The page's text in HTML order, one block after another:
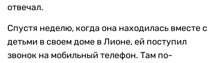
отвечал.
Спустя неделю, когда она находилась вместе с
детьми в своем доме в Лионе, ей поступил
звонок на мобильный телефон. Там по-